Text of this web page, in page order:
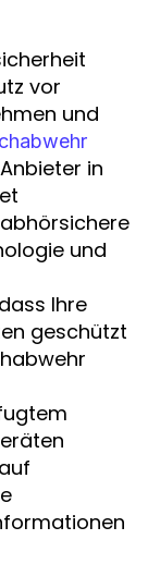
vor
und
in
und
Ihre
geschützt